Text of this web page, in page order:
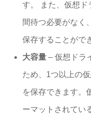
す。 また、仮想ド
間待つ必要がなく
保存することがで
大容量 – 仮想ドラ
ため、1つ以上の
を保存できます。
ーマットされてい